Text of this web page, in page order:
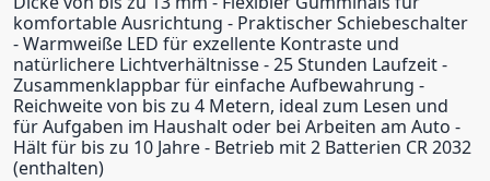
komfortable Ausrichtung - Praktischer Schiebeschalter
- Warmweiße LED für exzellente Kontraste und
natürlichere Lichtverhältnisse - 25 Stunden Laufzeit -
Zusammenklappbar für einfache Aufbewahrung -
Reichweite von bis zu 4 Metern, ideal zum Lesen und
für Aufgaben im Haushalt oder bei Arbeiten am Auto -
Hält für bis zu 10 Jahre - Betrieb mit 2 Batterien CR 2032
(enthalten)